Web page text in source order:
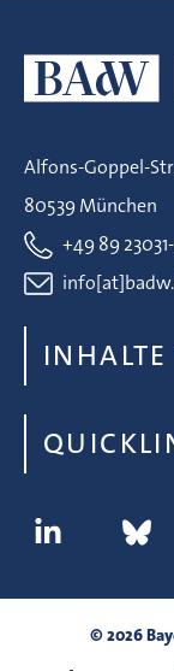
Alfons-Goppel-Str.
80539 München
+49 89
INHALTE
© 2026